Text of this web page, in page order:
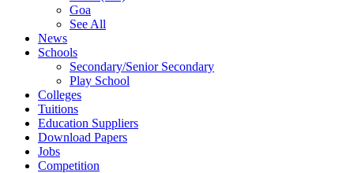
Goa
See All
News
Schools
Secondary/Senior Secondary
Play School
Colleges
Tuitions
Education Suppliers
Download Papers
Jobs
Competition